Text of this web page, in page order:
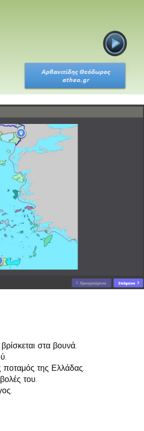
στα βουνά.
ποταμός της Ελλάδας.
του.